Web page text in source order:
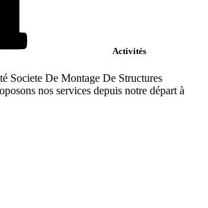
Activités
Societe De Montage De Structures
nos services depuis notre départ à